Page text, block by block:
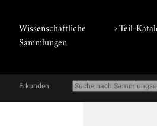
Wissenschaftliche
Sammlungen
› Teil-
Erkunden